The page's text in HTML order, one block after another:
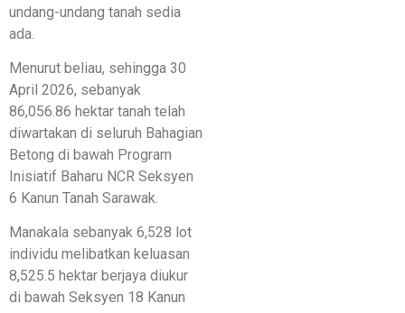
undang-undang tanah sedia
ada.
Menurut beliau, sehingga 30
April 2026, sebanyak
86,056.86 hektar tanah telah
diwartakan di seluruh Bahagian
Betong di bawah Program
Inisiatif Baharu NCR Seksyen
6 Kanun Tanah Sarawak.
Manakala sebanyak 6,528 lot
individu melibatkan keluasan
8,525.5 hektar berjaya diukur
di bawah Seksyen 18 Kanun